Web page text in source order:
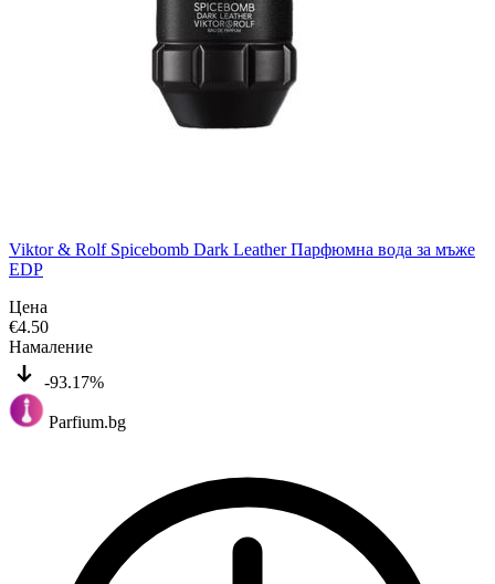
Viktor & Rolf Spicebomb Dark Leather Парфюмна вода за мъже
EDP
Цена
€4.50
Намаление
-93.17%
Parfium.bg